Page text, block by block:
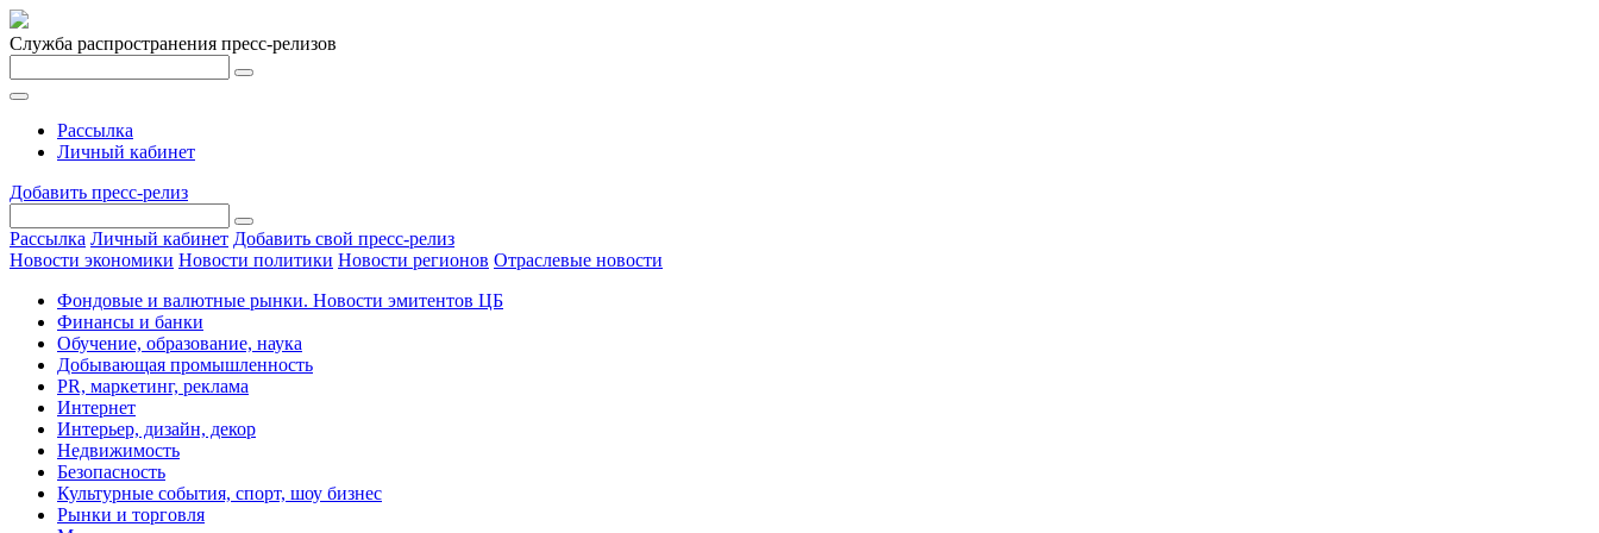
Служба распространения пресс-релизов
Рассылка
Личный кабинет
Добавить пресс-релиз
Рассылка Личный кабинет Добавить свой пресс-релиз
Новости экономики Новости политики Новости регионов Отраслевые новости
Фондовые и валютные рынки. Новости эмитентов ЦБ
Финансы и банки
Обучение, образование, наука
Добывающая промышленность
PR, маркетинг, реклама
Интернет
Интерьер, дизайн, декор
Недвижимость
Безопасность
Культурные события, спорт, шоу бизнес
Рынки и торговля